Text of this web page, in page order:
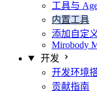
工具与
内置工具
添加自定
Mirobody
开发
开发环境
贡献指南